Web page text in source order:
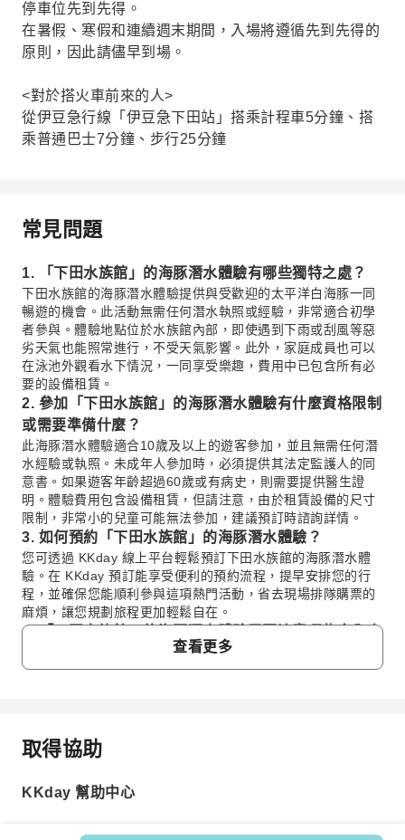
停車位先到先得。
在暑假、寒假和連續週末期間，入場將遵循先到先得的
原則，因此請儘早到場。
<對於搭火車前來的人>
從伊豆急行線「伊豆急下田站」搭乘計程車5分鐘、搭
乘普通巴士7分鐘、步行25分鐘
常見問題
1. 「下田水族館」的海豚潛水體驗有哪些獨特之處？
下田水族館的海豚潛水體驗提供與受歡迎的太平洋白海豚一同
暢遊的機會。此活動無需任何潛水執照或經驗，非常適合初學
者參與。體驗地點位於水族館內部，即使遇到下雨或刮風等惡
劣天氣也能照常進行，不受天氣影響。此外，家庭成員也可以
在泳池外觀看水下情況，一同享受樂趣，費用中已包含所有必
要的設備租賃。
2. 參加「下田水族館」的海豚潛水體驗有什麼資格限制
或需要準備什麼？
此海豚潛水體驗適合10歲及以上的遊客參加，並且無需任何潛
水經驗或執照。未成年人參加時，必須提供其法定監護人的同
意書。如果遊客年齡超過60歲或有病史，則需要提供醫生證
明。體驗費用包含設備租賃，但請注意，由於租賃設備的尺寸
限制，非常小的兒童可能無法參加，建議預訂時諮詢詳情。
3. 如何預約「下田水族館」的海豚潛水體驗？
您可透過 KKday 線上平台輕鬆預訂下田水族館的海豚潛水體
驗。在 KKday 預訂能享受便利的預約流程，提早安排您的行
程，並確保您能順利參與這項熱門活動，省去現場排隊購票的
麻煩，讓您規劃旅程更加輕鬆自在。
4. 「下田水族館」的海豚潛水體驗需要注意哪些安全事
參與下田水族館的海豚潛水體驗時，首要考量是聽從現場工作
求。活動在水族館內進行，環境相對受控，但個人安全意識仍
5. 如何前往「下田水族館」？
下田水族館位於日本靜岡縣下田市。前往方式通常是搭乘伊豆
查看更多
常見問題
1. 「下田水族館」的海豚潛水體驗有哪些獨特之
下田水族館的海豚潛水體驗提供與受歡迎的太平洋白海豚
取得協助
KKday 幫助中心